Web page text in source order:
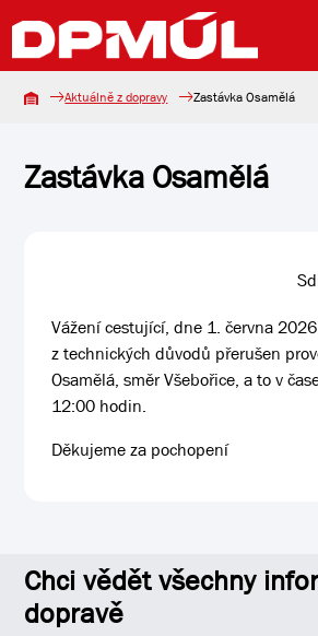
Aktuálně z dopravy Zastávka Osamělá
Zastávka Osamělá
Vážení cestující, dne 1. června
z technických důvodů přerušen
Osamělá, směr Všebořice, a to v
12:00 hodin.
Děkujeme za pochopení
Chci vědět všechny
dopravě